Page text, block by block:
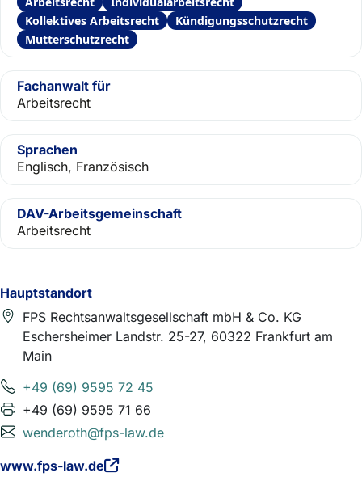
Hauptstandort
FPS Rechtsanwaltsgesellschaft mbH & Co. KG
Eschersheimer Landstr. 25-27, 60322 Frankfurt am
Main
+49 (69) 9595 72 45
+49 (69) 9595 71 66
wenderoth@fps-law.de
www.fps-law.de
Kollektives Arbeitsrecht
Kündigungsschutzrecht
Mutterschutzrecht
Fachanwalt für
Arbeitsrecht
Sprachen
Englisch, Französisch
DAV-Arbeitsgemeinschaft
Arbeitsrecht